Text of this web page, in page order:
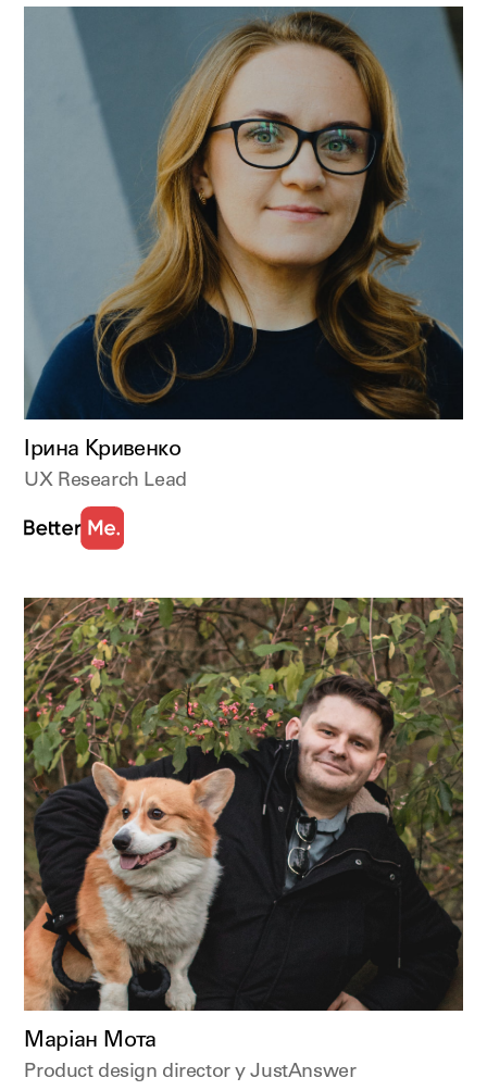
Ірина Кривенко
UX Research Lead
Маріан Мота
Product design director у JustAnswer